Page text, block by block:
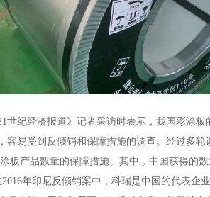
世纪经济报道》记者采访时表示，我国彩涂
易受到反倾销和保障措施的调查。经过多轮
板产品数量的保障措施。其中，中国获得的
年印尼反倾销案中，科瑞是中国的代表企